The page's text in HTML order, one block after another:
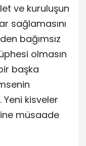
ve kuruluşun
sağlamasını
bağımsız
olmasın
başka
Yeni kisveler
müsaade